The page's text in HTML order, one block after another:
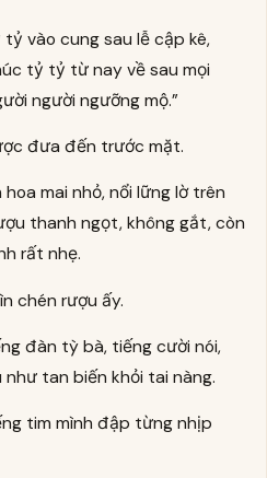
vào cung sau lễ cập kê,
tỷ tỷ từ nay về sau mọi
người ngưỡng mộ.”
đưa đến trước mặt.
mai nhỏ, nổi lững lờ trên
thanh ngọt, không gắt, còn
rất nhẹ.
chén rượu ấy.
đàn tỳ bà, tiếng cười nói,
tan biến khỏi tai nàng.
tim mình đập từng nhịp